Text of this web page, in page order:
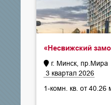
«Несвижский
г. Минск, пр.Мира
3 квартал 2026
1-комн. кв. от